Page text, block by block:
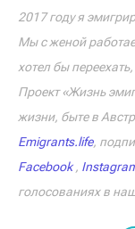
2017 году я
Мы с женой
хотел бы
Проект «Жизнь
жизни, быте в
Emigrants.life,
Facebook,
голосованиях в